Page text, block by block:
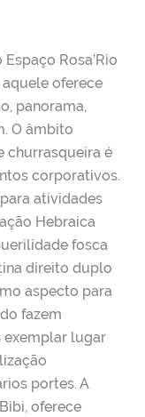
Rosa’Rio
oferece
panorama,
O âmbito
churrasqueira é
corporativos.
atividades
Hebraica
fosca
direito duplo
aspecto para
fazem
exemplar lugar
portes. A
oferece